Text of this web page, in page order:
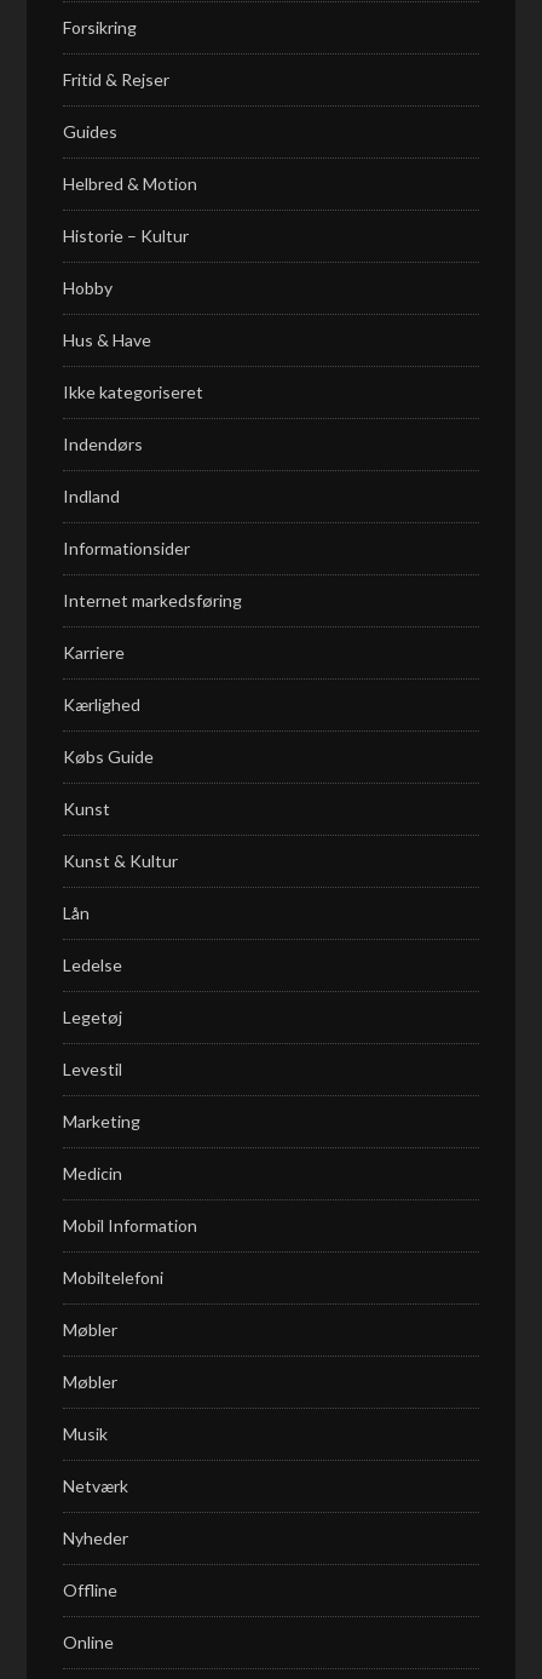
Forsikring
Fritid & Rejser
Guides
Helbred & Motion
Historie – Kultur
Hobby
Hus & Have
Ikke kategoriseret
Indendørs
Indland
Informationsider
Internet markedsføring
Karriere
Kærlighed
Købs Guide
Kunst
Kunst & Kultur
Lån
Ledelse
Legetøj
Levestil
Marketing
Medicin
Mobil Information
Mobiltelefoni
Møbler
Møbler
Musik
Netværk
Nyheder
Offline
Online